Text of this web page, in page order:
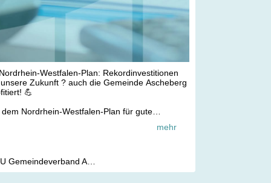
Westfalen-Plan: Rekordinvestitionen
Zukunft ? auch die Gemeinde Ascheberg
💪
dem Nordrhein-Westfalen-Plan für gute
in der Geschichte unseres
21,3 Milliarden Euro für die Kommunen!
mehr
CDU Gemeindeverband Ascheberg Herbern Davensberg